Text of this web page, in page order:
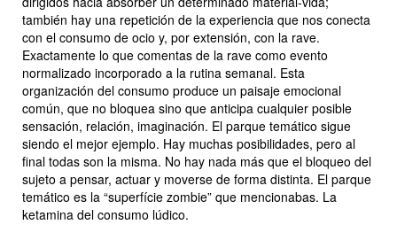
también hay una repetición de la experiencia que nos conecta
con el consumo de ocio y, por extensión, con la rave.
Exactamente lo que comentas de la rave como evento
normalizado incorporado a la rutina semanal. Esta
organización del consumo produce un paisaje emocional
común, que no bloquea sino que anticipa cualquier posible
sensación, relación, imaginación. El parque temático sigue
siendo el mejor ejemplo. Hay muchas posibilidades, pero al
final todas son la misma. No hay nada más que el bloqueo del
sujeto a pensar, actuar y moverse de forma distinta. El parque
temático es la “superfície zombie” que mencionabas. La
ketamina del consumo lúdico.